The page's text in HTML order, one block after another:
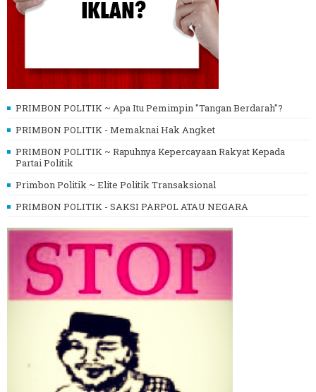
PRIMBON POLITIK ~ Apa Itu Pemimpin "Tangan Berdarah"?
PRIMBON POLITIK - Memaknai Hak Angket
PRIMBON POLITIK ~ Rapuhnya Kepercayaan Rakyat Kepada
Partai Politik
Primbon Politik ~ Elite Politik Transaksional
PRIMBON POLITIK - SAKSI PARPOL ATAU NEGARA